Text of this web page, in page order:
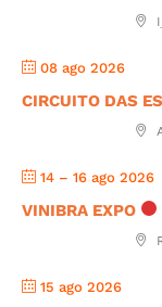
08 ago 2026
CIRCUITO DAS
14 – 16 ago 2026
VINIBRA EXPO
15 ago 2026